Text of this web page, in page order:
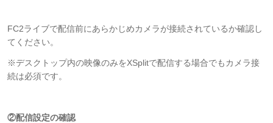
FC2ライブで配信前にあらかじめカメラが接続されているか確認し
てください。
※デスクトップ内の映像のみをXSplitで配信する場合でもカメラ接
続は必須です。
②配信設定の確認